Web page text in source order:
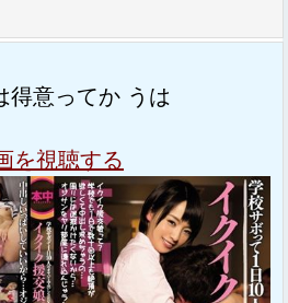
得意ってか うは
を視聴する